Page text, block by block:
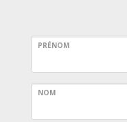
PRÉNOM
NOM